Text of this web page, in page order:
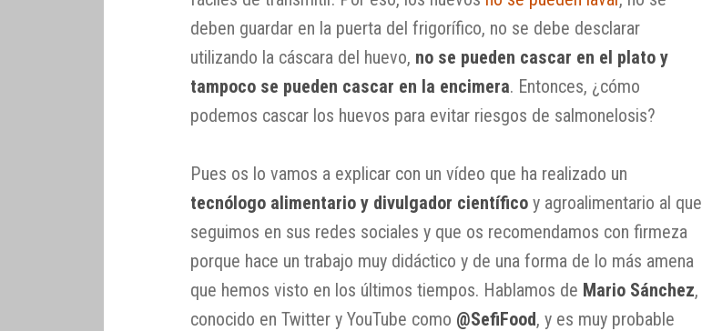
deben guardar en la puerta del frigorífico, no se debe desclarar
utilizando la cáscara del huevo, no se pueden cascar en el plato y
tampoco se pueden cascar en la encimera. Entonces, ¿cómo
podemos cascar los huevos para evitar riesgos de salmonelosis?
Pues os lo vamos a explicar con un vídeo que ha realizado un
tecnólogo alimentario y divulgador científico y agroalimentario al que
seguimos en sus redes sociales y que os recomendamos con firmeza
porque hace un trabajo muy didáctico y de una forma de lo más amena
que hemos visto en los últimos tiempos. Hablamos de Mario Sánchez,
conocido en Twitter y YouTube como @SefiFood, y es muy probable